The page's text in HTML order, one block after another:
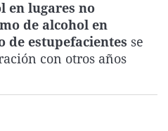
La rosa de los vientos
Gente viajera
Como el perro y el
Caso
Retornados
Equipo de
Extremadura
Galicia
La Rioja
Virales
Televisión
Elecciones
en lugares no
de alcohol en
de estupefacientes se
con otros años